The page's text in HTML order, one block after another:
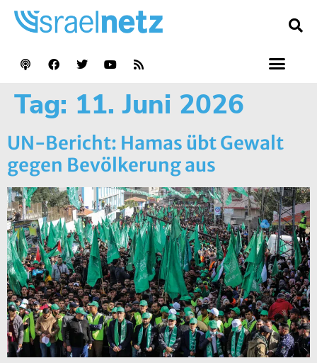
Tag: 11. Juni 2026
UN-Bericht: Hamas übt Gewalt
gegen Bevölkerung aus